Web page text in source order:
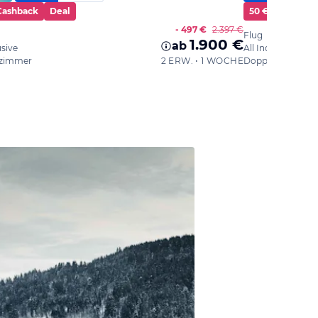
Deal
- 497 € 2.397 €
ab 1.900 €
2 ERW. • 1 WOCHE
50 € Cashback
Flug
All Inclusive Plus
Doppelzimmer